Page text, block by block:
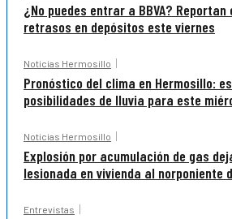
¿No puedes entrar a BBVA?
retrasos en depósitos este viernes
Noticias Hermosillo
Pronóstico del clima en Hermosillo:
posibilidades de lluvia para este
Noticias Hermosillo
Explosión por acumulación de gas
lesionada en vivienda al norponiente
Entrevistas